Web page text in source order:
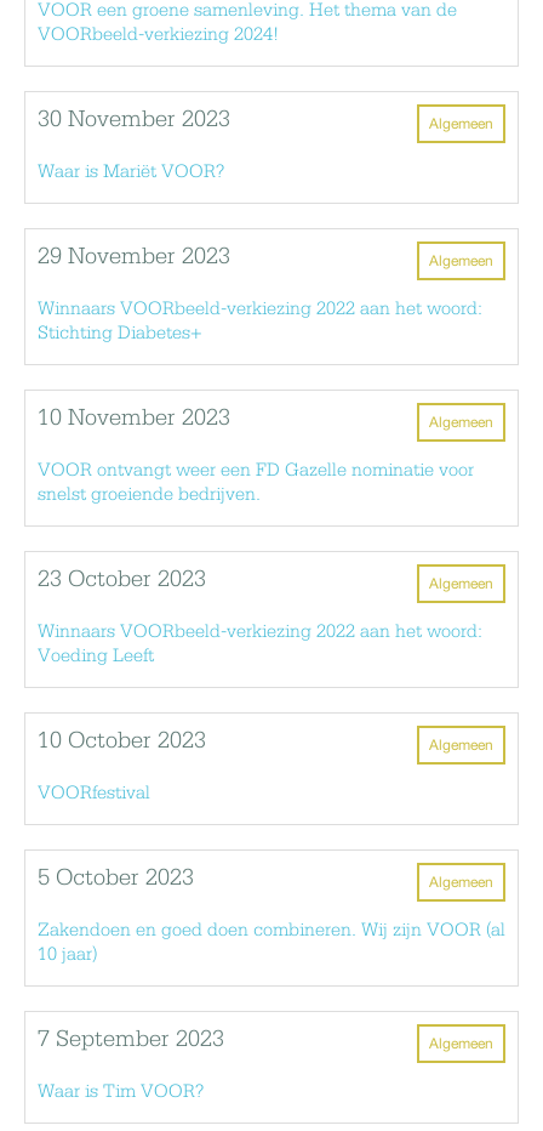
VOOR een groene samenleving. Het thema van de
VOORbeeld-verkiezing 2024!
Algemeen
30 November 2023
Waar is Mariët VOOR?
Algemeen
29 November 2023
Winnaars VOORbeeld-verkiezing 2022 aan het woord:
Stichting Diabetes+
Algemeen
10 November 2023
VOOR ontvangt weer een FD Gazelle nominatie voor
snelst groeiende bedrijven.
Algemeen
23 October 2023
Winnaars VOORbeeld-verkiezing 2022 aan het woord:
Voeding Leeft
Algemeen
10 October 2023
VOORfestival
Algemeen
5 October 2023
Zakendoen en goed doen combineren. Wij zijn VOOR (al
10 jaar)
Algemeen
7 September 2023
Waar is Tim VOOR?